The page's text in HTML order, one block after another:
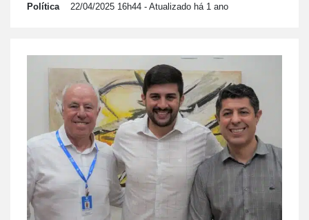
Política 22/04/2025 16h44 - Atualizado há 1 ano